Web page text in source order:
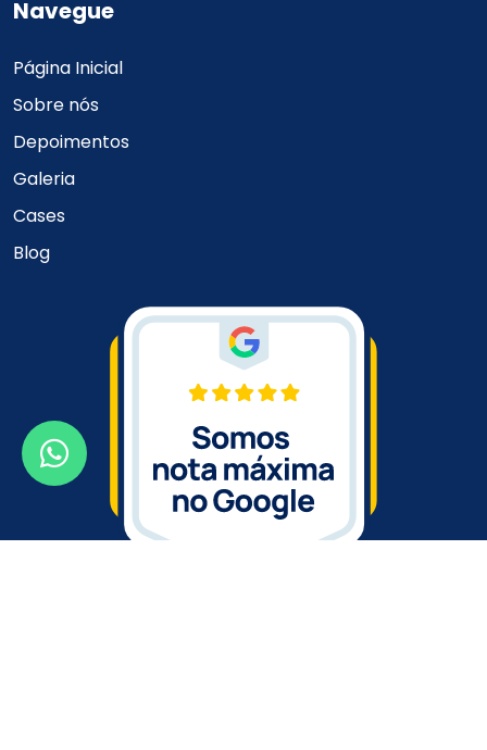
Navegue
Página Inicial
Sobre nós
Depoimentos
Galeria
Cases
Blog